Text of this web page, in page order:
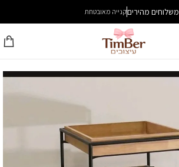
משלוחים מהיריםקנייה מאובטחת